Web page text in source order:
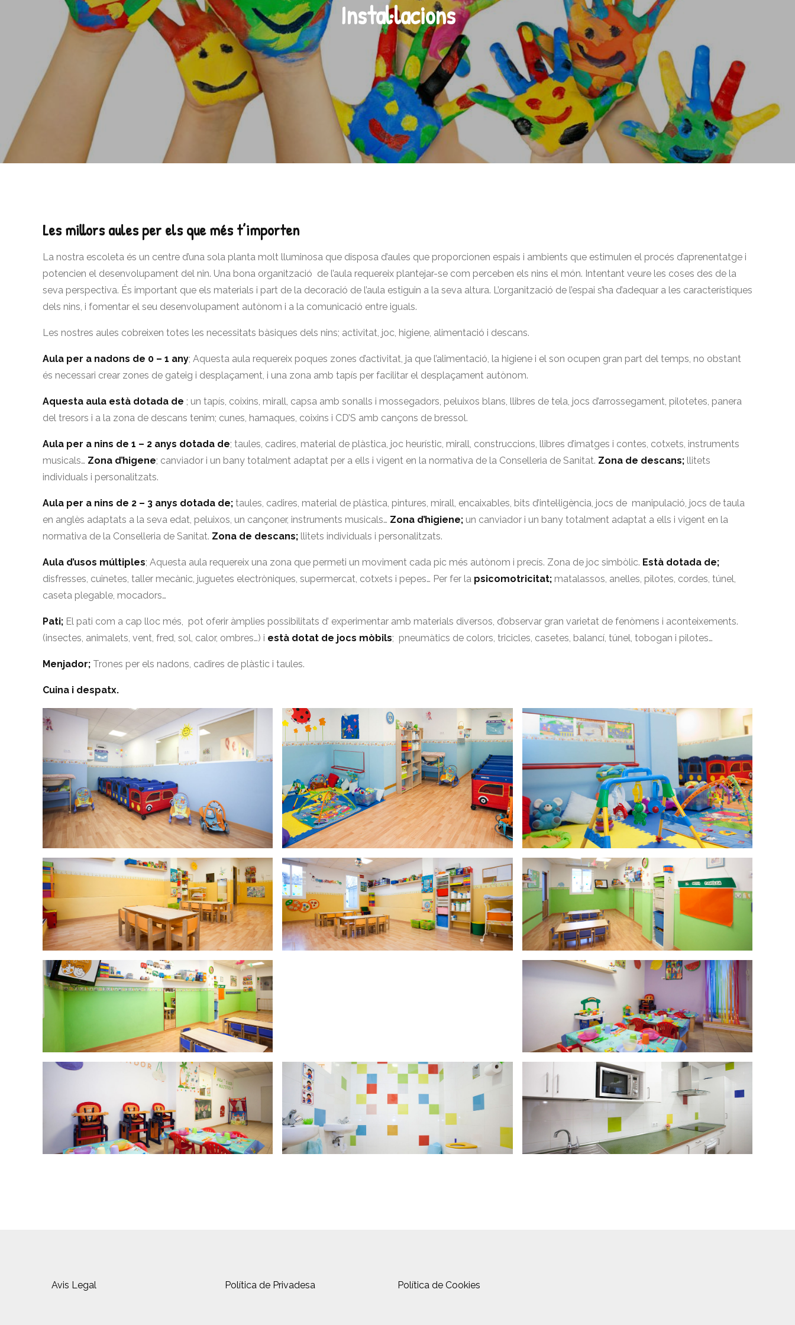
Instal·lacions
Les millors aules per els que més t’importen
La nostra escoleta és un centre d’una sola planta molt lluminosa que disposa d’aules que proporcionen espais i ambients que estimulen el procés d’aprenentatge i
potencien el desenvolupament del nin. Una bona organització de l’aula requereix plantejar-se com perceben els nins el món. Intentant veure les coses des de la
seva perspectiva. És important que els materials i part de la decoració de l’aula estiguin a la seva altura. L’organització de l’espai s’ha d’adequar a les característiques
dels nins, i fomentar el seu desenvolupament autònom i a la comunicació entre iguals.
Les nostres aules cobreixen totes les necessitats bàsiques dels nins; activitat, joc, higiene, alimentació i descans.
Aula per a nadons de 0 – 1 any; Aquesta aula requereix poques zones d’activitat, ja que l’alimentació, la higiene i el son ocupen gran part del temps, no obstant
és necessari crear zones de gateig i desplaçament, i una zona amb tapís per facilitar el desplaçament autònom.
Aquesta aula està dotada de ; un tapís, coixins, mirall, capsa amb sonalls i mossegadors, peluixos blans, llibres de tela, jocs d’arrossegament, pilotetes, panera
del tresors i a la zona de descans tenim; cunes, hamaques, coixins i CD’S amb cançons de bressol.
Aula per a nins de 1 – 2 anys dotada de; taules, cadires, material de plàstica, joc heurístic, mirall, construccions, llibres d’imatges i contes, cotxets, instruments
musicals… Zona d’higene; canviador i un bany totalment adaptat per a ells i vigent en la normativa de la Conselleria de Sanitat. Zona de descans; llitets
individuals i personalitzats.
Aula per a nins de 2 – 3 anys dotada de; taules, cadires, material de plàstica, pintures, mirall, encaixables, bits d’intel·ligència, jocs de manipulació, jocs de taula
en anglès adaptats a la seva edat, peluixos, un cançoner, instruments musicals… Zona d’higiene; un canviador i un bany totalment adaptat a ells i vigent en la
normativa de la Conselleria de Sanitat. Zona de descans; llitets individuals i personalitzats.
Aula d’usos múltiples; Aquesta aula requereix una zona que permeti un moviment cada pic més autònom i precís. Zona de joc simbòlic. Està dotada de;
disfresses, cuinetes, taller mecànic, juguetes electròniques, supermercat, cotxets i pepes… Per fer la psicomotricitat; matalassos, anelles, pilotes, cordes, túnel,
caseta plegable, mocadors…
Pati; El pati com a cap lloc més, pot oferir àmplies possibilitats d’ experimentar amb materials diversos, d’observar gran varietat de fenòmens i aconteixements.
(insectes, animalets, vent, fred, sol, calor, ombres…) i està dotat de jocs mòbils; pneumàtics de colors, tricicles, casetes, balancí, túnel, tobogan i pilotes…
Menjador; Trones per els nadons, cadires de plàstic i taules.
Cuina i despatx.
Avis Legal Política de Privadesa Política de Cookies